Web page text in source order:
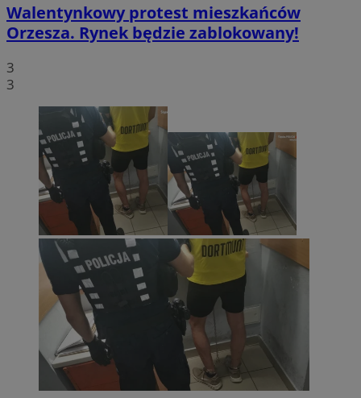
Walentynkowy protest mieszkańców
Orzesza. Rynek będzie zablokowany!
3
3